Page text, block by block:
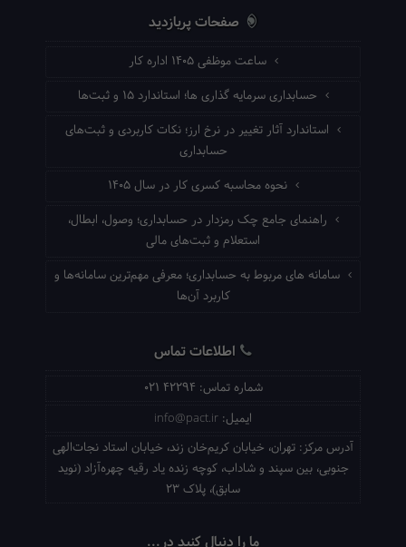
صفحات پربازدید
ساعت موظفی ۱۴۰۵ اداره کار
حسابداری سرمایه گذاری ها؛ استاندارد ۱۵ و ثبت‌ها
استاندارد آثار تغییر در نرخ ارز؛ نکات کاربردی و ثبت‌های
حسابداری
نحوه محاسبه کسری کار در سال ۱۴۰۵
راهنمای جامع چک رمزدار در حسابداری؛ وصول، ابطال،
استعلام و ثبت‌های مالی
سامانه های مربوط به حسابداری؛ معرفی مهم‌ترین سامانه‌ها و
کاربرد آن‌ها
اطلاعات تماس
شماره تماس: 021 42294
ایمیل: info@pact.ir
آدرس مرکز: تهران، خیابان کریم‌خان زند، خیابان استاد نجات‌الهی
جنوبی، بین سپند و شاداب، کوچه زنده یاد رقیه چهره‌آزاد (نوید
سابق)، پلاک 23